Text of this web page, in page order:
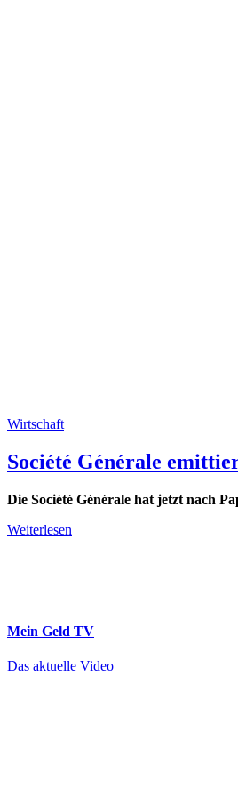
Wirtschaft
Société Générale
Die Société Générale hat jetzt nach
Weiterlesen
Mein Geld TV
Das aktuelle Video